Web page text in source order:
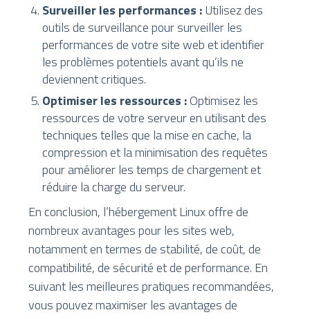
Surveiller les performances :Utilisez des
outils de surveillance pour surveiller les
performances de votre site web et identifier
les problèmes potentiels avant qu’ils ne
deviennent critiques.
Optimiser les ressources :Optimisez les
ressources de votre serveur en utilisant des
techniques telles que la mise en cache, la
compression et la minimisation des requêtes
pour améliorer les temps de chargement et
réduire la charge du serveur.
En conclusion, l’hébergement Linux offre de
nombreux avantages pour les sites web,
notamment en termes de stabilité, de coût, de
compatibilité, de sécurité et de performance. En
suivant les meilleures pratiques recommandées,
vous pouvez maximiser les avantages de